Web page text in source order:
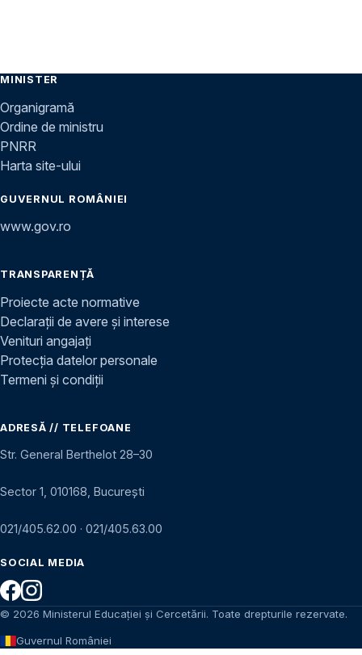
MINISTER
Organigramă
Ordine de ministru
PNRR
Harta site-ului
GUVERNUL ROMÂNIEI
www.gov.ro
TRANSPARENȚĂ
Proiecte acte normative
Declarații de avere și interese
Venituri angajați
Protecția datelor personale
Termeni și condiții
ADRESĂ // TELEFOANE
Str. General Berthelot 28–30
Sector 1, 010168, București
021/405.62.00 · 021/405.63.00
SOCIAL MEDIA
© 2026 Ministerul Educației și Cercetării. Toate drepturile rezervate.
Guvernul României